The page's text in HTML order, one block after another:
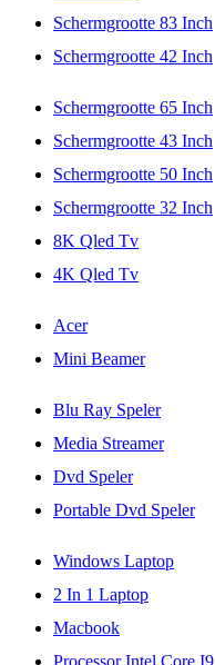
Schermgrootte 83 Inch
Schermgrootte 42 Inch
Schermgrootte 65 Inch
Schermgrootte 43 Inch
Schermgrootte 50 Inch
Schermgrootte 32 Inch
8K Qled Tv
4K Qled Tv
Acer
Mini Beamer
Blu Ray Speler
Media Streamer
Dvd Speler
Portable Dvd Speler
Windows Laptop
2 In 1 Laptop
Macbook
Processor Intel Core I9